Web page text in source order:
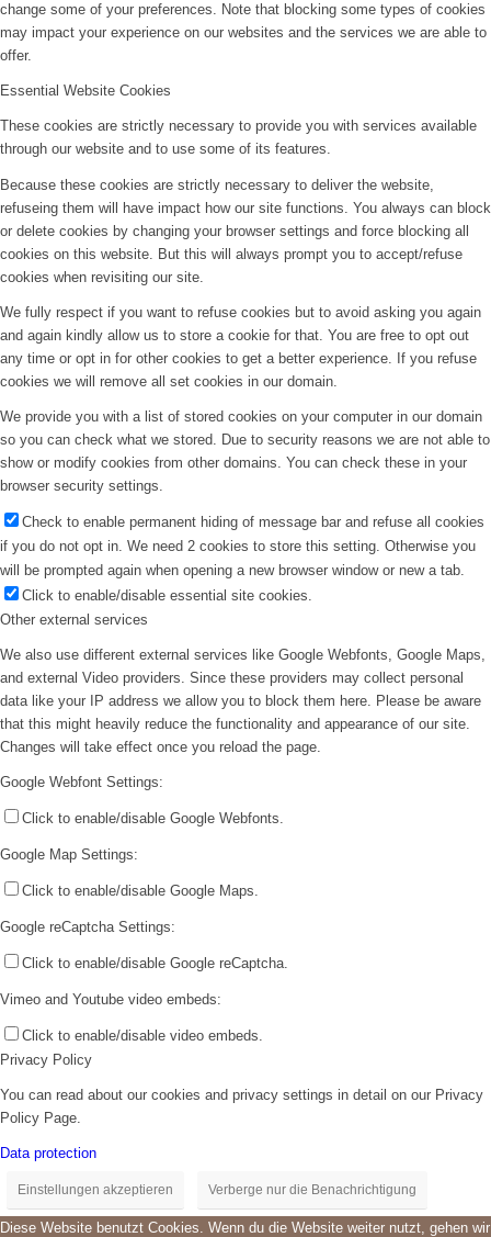
change some of your preferences. Note that blocking some types of cookies
may impact your experience on our websites and the services we are able to
offer.
Essential Website Cookies
These cookies are strictly necessary to provide you with services available
through our website and to use some of its features.
Because these cookies are strictly necessary to deliver the website,
refuseing them will have impact how our site functions. You always can block
or delete cookies by changing your browser settings and force blocking all
cookies on this website. But this will always prompt you to accept/refuse
cookies when revisiting our site.
We fully respect if you want to refuse cookies but to avoid asking you again
and again kindly allow us to store a cookie for that. You are free to opt out
any time or opt in for other cookies to get a better experience. If you refuse
cookies we will remove all set cookies in our domain.
We provide you with a list of stored cookies on your computer in our domain
so you can check what we stored. Due to security reasons we are not able to
show or modify cookies from other domains. You can check these in your
browser security settings.
Check to enable permanent hiding of message bar and refuse all cookies
if you do not opt in. We need 2 cookies to store this setting. Otherwise you
will be prompted again when opening a new browser window or new a tab.
Click to enable/disable essential site cookies.
Other external services
We also use different external services like Google Webfonts, Google Maps,
and external Video providers. Since these providers may collect personal
data like your IP address we allow you to block them here. Please be aware
that this might heavily reduce the functionality and appearance of our site.
Changes will take effect once you reload the page.
Google Webfont Settings:
Click to enable/disable Google Webfonts.
Google Map Settings:
Click to enable/disable Google Maps.
Google reCaptcha Settings:
Click to enable/disable Google reCaptcha.
Vimeo and Youtube video embeds:
Click to enable/disable video embeds.
Privacy Policy
You can read about our cookies and privacy settings in detail on our Privacy
Policy Page.
Data protection
Einstellungen akzeptieren Verberge nur die Benachrichtigung
Diese Website benutzt Cookies. Wenn du die Website weiter nutzt, gehen wir